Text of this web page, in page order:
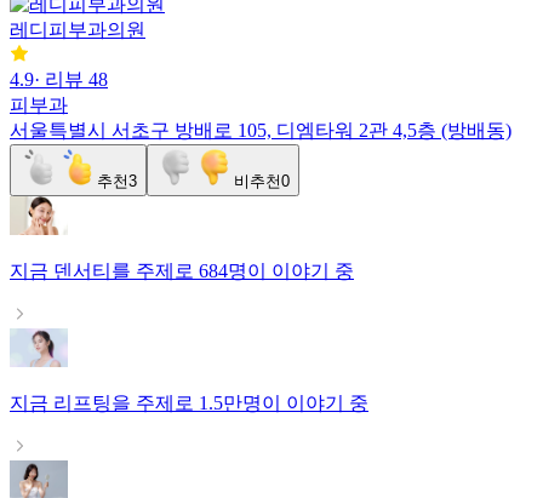
레디피부과의원
4.9· 리뷰 48
피부과
서울특별시 서초구 방배로 105, 디엠타워 2관 4,5층 (방배동)
추천3 비추천0
지금 덴서티 를 주제로 684명이 이야기 중
지금 리프팅을 주제로 1.5만명이 이야기 중